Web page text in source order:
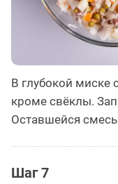
В глубокой миске
кроме свёклы.
Оставшейся
Шаг 7